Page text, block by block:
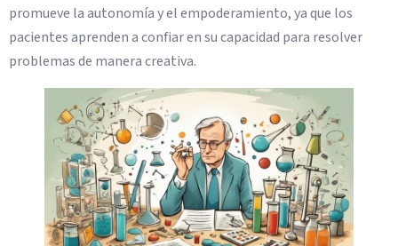
promueve la autonomía y el empoderamiento, ya que los
pacientes aprenden a confiar en su capacidad para resolver
problemas de manera creativa.